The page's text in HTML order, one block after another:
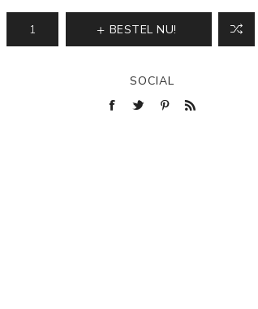
BESTEL NU!
SOCIAL